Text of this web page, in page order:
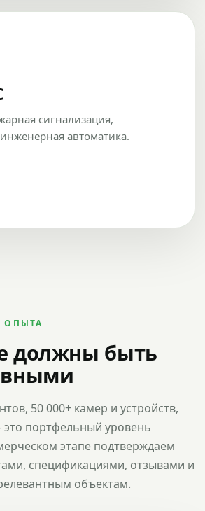
сигнализация,
автоматика.
ОПЫТА
должны быть
50 000+ камер и устройств,
портфельный уровень
этапе подтверждаем
спецификациями, отзывами и
объектам.